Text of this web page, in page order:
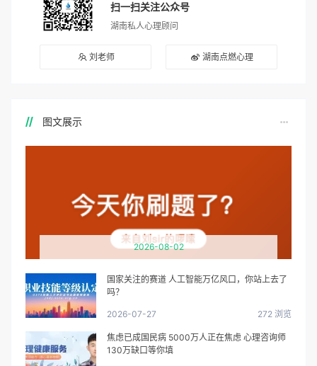
扫一扫关注公众号
湖南私人心理顾问
刘老师 湖南点燃心理
图文展示
2026-08-02
国家关注的赛道 人工智能万亿风口，你站上去了
吗？
2026-07-27 272 浏览
焦虑已成国民病 5000万人正在焦虑 心理咨询师
130万缺口等你填